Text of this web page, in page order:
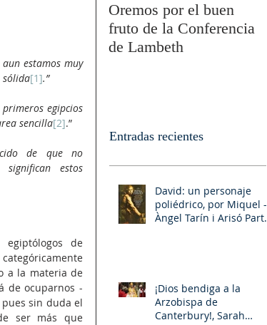
estamos muy
sólida[1].”
egipcios
sencilla[2].”
de que no
estos
de
a la materia de
de ocuparnos -
sin duda el
ser más que
Oremos por el buen
fruto de la Conferencia
de Lambeth
Entradas recientes
David: un personaje
poliédrico, por Miquel –
Àngel Tarín i Arisó Parte
¡Dios bendiga a la
Arzobispa de
Canterbury!, Sarah